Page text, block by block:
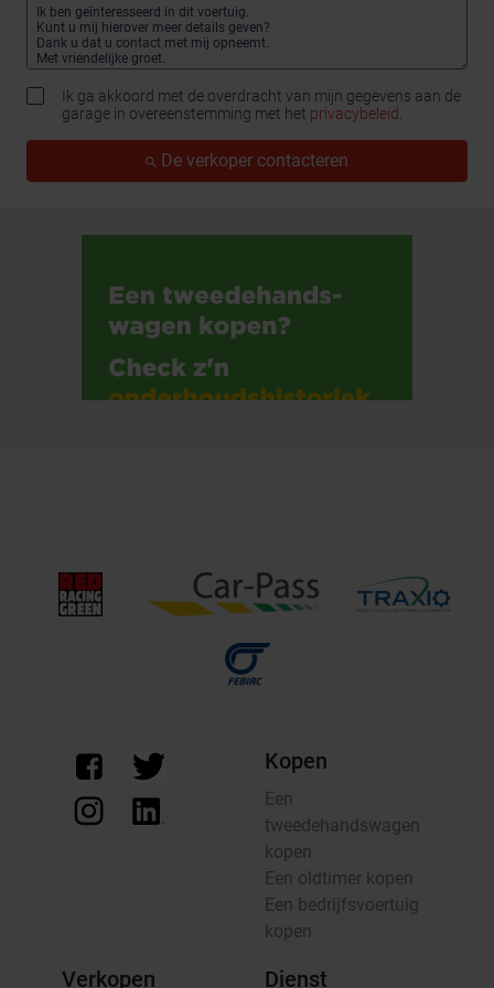
Ik ga akkoord met de overdracht van mijn gegevens aan de
garage in overeenstemming met het privacybeleid.
De verkoper contacteren
Kopen
Een
tweedehandswagen
kopen
Een oldtimer kopen
Een bedrijfsvoertuig
kopen
Verkopen Dienst